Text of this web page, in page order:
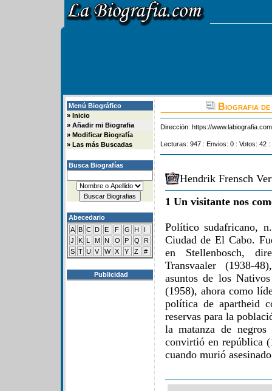
Menú Biográfico
» Inicio
» Añadir mi Biografia
» Modificar Biografía
» Las más Buscadas
Busca Biografías
Abecedario
A B C D E F G H
I
J
K L M N O P Q
R
S T U V W X Y Z #
Publicidad
Biografia
Dirección: https://
Lecturas: 947 : Envios: 0 : Votos: 42
Hendrik Frensch
1 Un visitante nos
Político sudafricano,
Ciudad de El Cabo.
en Stellenbosch,
Transvaaler (1938-
asuntos de los
(1958), ahora como
política de apartheid
reservas para la
la matanza de
convirtió en república
cuando murió